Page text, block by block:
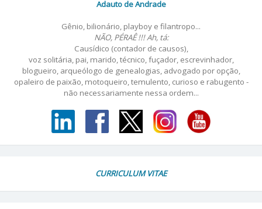
Adauto de Andrade
Gênio, bilionário, playboy e filantropo...
NÃO, PÉRAÊ !!! Ah, tá:
Causídico (contador de causos),
voz solitária, pai, marido, técnico, fuçador, escrevinhador,
blogueiro, arqueólogo de genealogias, advogado por opção,
opaleiro de paixão, motoqueiro, temulento, curioso e rabugento -
não necessariamente nessa ordem...
CURRICULUM VITAE